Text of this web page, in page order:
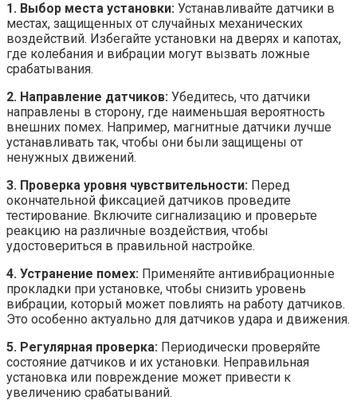
1. Выбор места установки: Устанавливайте датчики в
местах, защищенных от случайных механических
воздействий. Избегайте установки на дверях и капотах,
где колебания и вибрации могут вызвать ложные
срабатывания.
2. Направление датчиков: Убедитесь, что датчики
направлены в сторону, где наименьшая вероятность
внешних помех. Например, магнитные датчики лучше
устанавливать так, чтобы они были защищены от
ненужных движений.
3. Проверка уровня чувствительности: Перед
окончательной фиксацией датчиков проведите
тестирование. Включите сигнализацию и проверьте
реакцию на различные воздействия, чтобы
удостовериться в правильной настройке.
4. Устранение помех: Применяйте антивибрационные
прокладки при установке, чтобы снизить уровень
вибрации, который может повлиять на работу датчиков.
Это особенно актуально для датчиков удара и движения.
5. Регулярная проверка: Периодически проверяйте
состояние датчиков и их установки. Неправильная
установка или повреждение может привести к
увеличению срабатываний.